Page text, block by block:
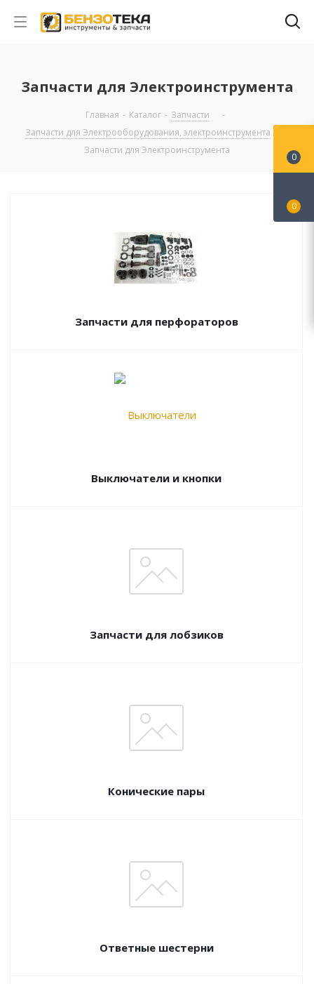
Запчасти для Электроинструмента
Главная - Каталог - Запчасти
-
Запчасти для Электрооборудования, электроинструмента
Запчасти для Электроинструмента
Запчасти для перфораторов
Выключатели и кнопки
Запчасти для лобзиков
Конические пары
Ответные шестерни
0
0